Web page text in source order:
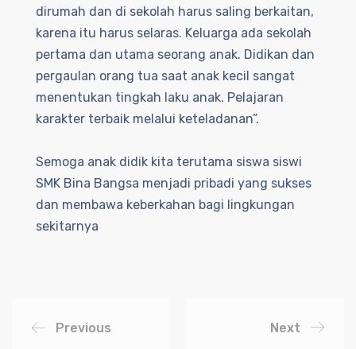
dirumah dan di sekolah harus saling berkaitan,
karena itu harus selaras. Keluarga ada sekolah
pertama dan utama seorang anak. Didikan dan
pergaulan orang tua saat anak kecil sangat
menentukan tingkah laku anak. Pelajaran
karakter terbaik melalui keteladanan”.
Semoga anak didik kita terutama siswa siswi
SMK Bina Bangsa menjadi pribadi yang sukses
dan membawa keberkahan bagi lingkungan
sekitarnya
Previous Next